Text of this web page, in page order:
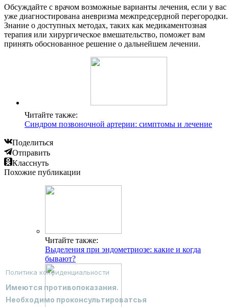
Обсуждайте с врачом возможные варианты лечения, если у вас
уже диагностирована аневризма межпредсердной перегородки.
Знание о доступных методах, таких как медикаментозная
терапия или хирургическое вмешательство, поможет вам
принять обоснованное решение о дальнейшем лечении.
Читайте также:
Синдром позвоночной артерии: симптомы и лечение
Поделиться
Отправить
Класснуть
Похожие публикации
Читайте также:
Выделения при эндометриозе: какие и когда
бывают?
Политика конфиденциальности
Имеются противопоказания.
Необходимо проконсультироватсья